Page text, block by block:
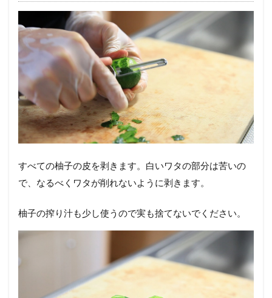
すべての柚子の皮を剥きます。白いワタの部分は苦いの
で、なるべくワタが削れないように剥きます。
柚子の搾り汁も少し使うので実も捨てないでください。